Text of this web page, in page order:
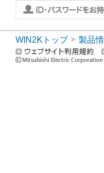
WIN2Kトップ 製品